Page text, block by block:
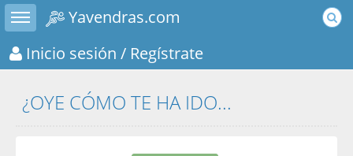
Toggle sidebar
Yavendras.com
Inicio sesión / Regístrate
¿OYE CÓMO TE HA IDO...